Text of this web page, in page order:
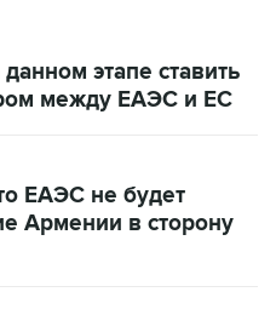
между ЕАЭС и ЕС
Армении в сторону